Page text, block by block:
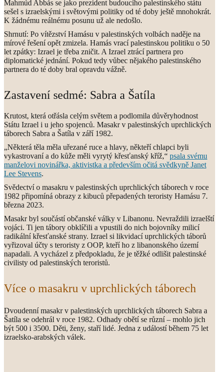
Mahmúd Abbás se jako prezident budoucího palestinského státu
sešel s izraelskými i světovými politiky od té doby ještě mnohokrát.
K žádnému reálnému posunu už ale nedošlo.
Shrnutí: Po vítězství Hamásu v palestinských volbách naděje na
mírové řešení opět zmizela. Hamás vrací palestinskou politiku o 50
let zpátky: Izrael je třeba zničit. A Izrael ztrácí partnera pro
diplomatické jednání. Pokud tedy vůbec nějakého palestinského
partnera do té doby bral opravdu vážně.
Zastavení sedmé: Sabra a Šatíla
Krutost, která otřásla celým světem a podlomila důvěryhodnost
Státu Izrael i u jeho spojenců. Masakr v palestinských uprchlických
táborech Sabra a Šatíla v září 1982.
„Některá těla měla uřezané ruce a hlavy, někteří chlapci byli
vykastrovaní a do kůže měli vyrytý křesťanský kříž,“ psala svému
manželovi novinářka, aktivistka a především očitá svědkyně Janet
Lee Stevens.
Svědectví o masakru v palestinských uprchlických táborech v roce
1982 připomíná obrazy z kibuců přepadených teroristy Hamásu 7.
března 2023.
Masakr byl součástí občanské války v Libanonu. Nevraždili izraelští
vojáci. Ti jen tábory obklíčili a vpustili do nich bojovníky milicí
radikální křesťanské strany. Izrael si likvidací uprchlických táborů
vyřizoval účty s teroristy z OOP, kteří ho z libanonského území
napadali. A vycházel z předpokladu, že je těžké odlišit palestinské
civilisty od palestinských teroristů.
Více o masakru v uprchlických táborech
Dvoudenní masakr v palestinských uprchlických táborech Sabra a
Šatíla se odehrál v roce 1982. Odhady obětí se různí – mohlo jich
být 500 i 3500. Děti, ženy, staří lidé. Jedna z událostí během 75 let
izraelsko-arabských válek.